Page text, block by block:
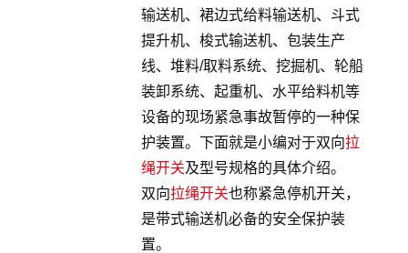
输送机、裙边式给料输送机、斗式
提升机、梭式输送机、包装生产
线、堆料/取料系统、挖掘机、轮船
装卸系统、起重机、水平给料机等
设备的现场紧急事故暂停的一种保
护装置。下面就是小编对于双向拉
绳开关及型号规格的具体介绍。
双向拉绳开关也称紧急停机开关，
是带式输送机必备的安全保护装
置。